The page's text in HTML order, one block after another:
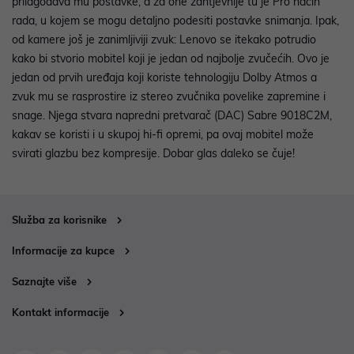
rada, u kojem se mogu detaljno podesiti postavke snimanja. Ipak,
od kamere još je zanimljiviji zvuk: Lenovo se itekako potrudio
kako bi stvorio mobitel koji je jedan od najbolje zvučećih. Ovo je
jedan od prvih uređaja koji koriste tehnologiju Dolby Atmos a
zvuk mu se rasprostire iz stereo zvučnika povelike zapremine i
snage. Njega stvara napredni pretvarač (DAC) Sabre 9018C2M,
kakav se koristi i u skupoj hi-fi opremi, pa ovaj mobitel može
svirati glazbu bez kompresije. Dobar glas daleko se čuje!
Služba za korisnike
Informacije za kupce
Saznajte više
Kontakt informacije